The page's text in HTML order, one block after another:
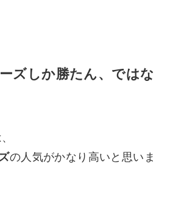
ズしか勝たん、ではな
の人気がかなり高いと思いま